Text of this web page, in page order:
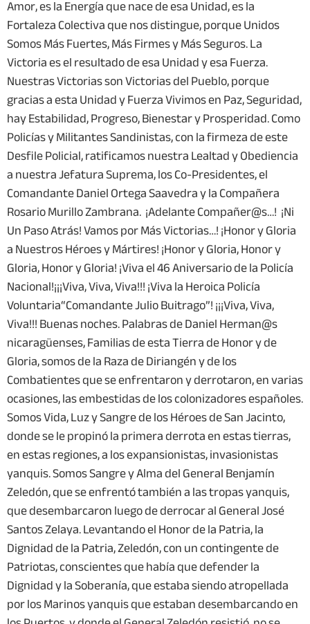
Amor, es la Energía que nace de esa Unidad, es la
Fortaleza Colectiva que nos distingue, porque Unidos
Somos Más Fuertes, Más Firmes y Más Seguros. La
Victoria es el resultado de esa Unidad y esa Fuerza.
Nuestras Victorias son Victorias del Pueblo, porque
gracias a esta Unidad y Fuerza Vivimos en Paz, Seguridad,
hay Estabilidad, Progreso, Bienestar y Prosperidad. Como
Policías y Militantes Sandinistas, con la firmeza de este
Desfile Policial, ratificamos nuestra Lealtad y Obediencia
a nuestra Jefatura Suprema, los Co-Presidentes, el
Comandante Daniel Ortega Saavedra y la Compañera
Rosario Murillo Zambrana. ¡Adelante Compañer@s…! ¡Ni
Un Paso Atrás! Vamos por Más Victorias…! ¡Honor y Gloria
a Nuestros Héroes y Mártires! ¡Honor y Gloria, Honor y
Gloria, Honor y Gloria! ¡Viva el 46 Aniversario de la Policía
Nacional!¡¡¡Viva, Viva, Viva!!! ¡Viva la Heroica Policía
Voluntaria“Comandante Julio Buitrago”! ¡¡¡Viva, Viva,
Viva!!! Buenas noches. Palabras de Daniel Herman@s
nicaragüenses, Familias de esta Tierra de Honor y de
Gloria, somos de la Raza de Diriangén y de los
Combatientes que se enfrentaron y derrotaron, en varias
ocasiones, las embestidas de los colonizadores españoles.
Somos Vida, Luz y Sangre de los Héroes de San Jacinto,
donde se le propinó la primera derrota en estas tierras,
en estas regiones, a los expansionistas, invasionistas
yanquis. Somos Sangre y Alma del General Benjamín
Zeledón, que se enfrentó también a las tropas yanquis,
que desembarcaron luego de derrocar al General José
Santos Zelaya. Levantando el Honor de la Patria, la
Dignidad de la Patria, Zeledón, con un contingente de
Patriotas, conscientes que había que defender la
Dignidad y la Soberanía, que estaba siendo atropellada
por los Marinos yanquis que estaban desembarcando en